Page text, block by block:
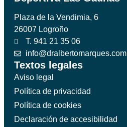
Plaza de la Vendimia, 6
26007 Logroño
T. 941 21 35 06
info@dralbertomarques.com
Textos legales
Aviso legal
Política de privacidad
Política de cookies
Declaración de accesibilidad